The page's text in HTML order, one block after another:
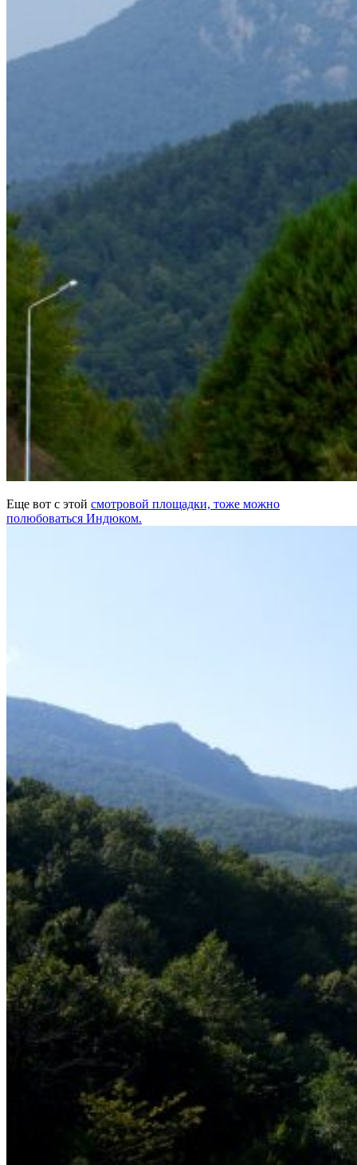
Еще вот с этой смотровой площадки, тоже можно
полюбоваться Индюком.